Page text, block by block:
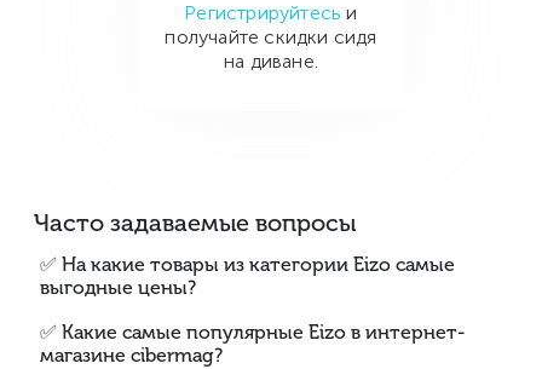
Регистрируйтесь и
получайте скидки сидя
на диване.
Часто задаваемые вопросы
✅ На какие товары из категории Eizo самые
выгодные цены?
✅ Какие самые популярные Eizo в интернет-
магазине cibermag?